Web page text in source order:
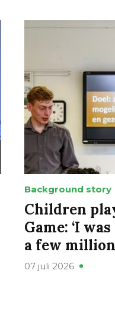
Background story
Children
Game: ‘I
a few
07 juli 2026